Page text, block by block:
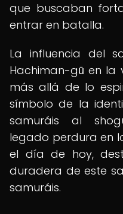
que buscaban
entrar en batalla.
La influencia del
Hachiman-gū en la
más allá de lo
símbolo de la
samuráis al
legado perdura en
el día de hoy,
duradera de este
samuráis.